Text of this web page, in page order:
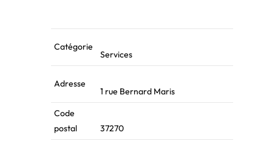
Catégorie
Services
Adresse
1 rue Bernard Maris
Code
postal
37270